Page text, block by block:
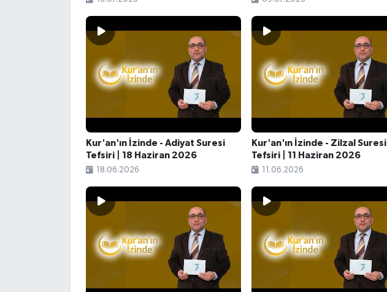
Kur'an'ın İzinde - Adiyat Suresi
Tefsiri | 18 Haziran 2026
18.06.2026
Kur'an'ın İzinde - Zilzal Suresi
Tefsiri | 11 Haziran 2026
11.06.2026